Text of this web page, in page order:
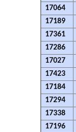
17064
17189
17361
17286
17027
17423
17184
17294
17338
17196